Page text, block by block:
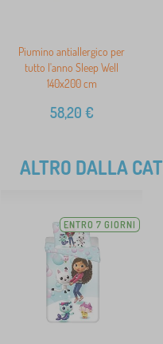
Piumino antiallergico per
tutto l'anno Sleep Well
140x200 cm
58,20 €
ALTRO DALLA
ENTRO 7 GIORNI